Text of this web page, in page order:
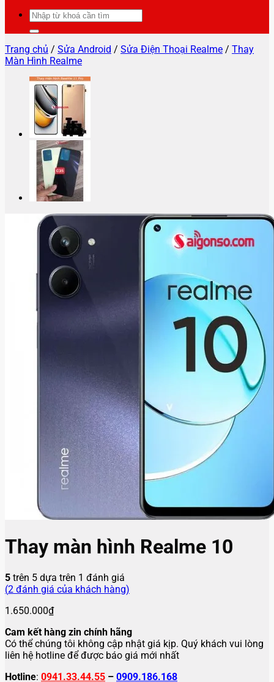
Tìm
kiếm:
Trang chủ / Sửa Android / Sửa Điện Thoại Realme / Thay
Màn Hình Realme
Thay màn hình Realme 10
5 trên 5 dựa trên 1 đánh giá
(2 đánh giá của khách hàng)
1.650.000₫
Cam kết hàng zin chính hãng
Có thể chúng tôi không cập nhật giá kịp. Quý khách vui lòng
liên hệ hotline để được báo giá mới nhất
Hotline: 0941.33.44.55 – 0909.186.168